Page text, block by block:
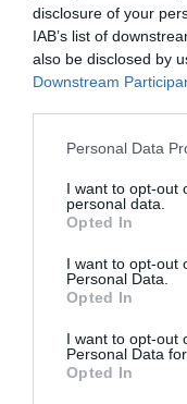
disclosure of your
IAB’s list of
also be disclosed by
Downstream
Personal Data
I want to opt-out
personal data.
Opted In
I want to opt-out
Personal Data.
Opted In
I want to opt-out
Personal Data
Opted In
Índex2P
Roland Garros
Compartir
Publicidad
2Playbook Club